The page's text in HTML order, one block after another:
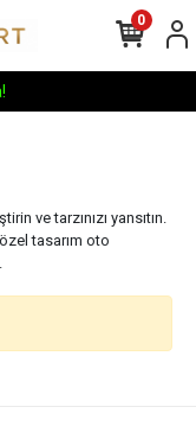
0
ve tarzınızı yansıtın.
tasarım oto